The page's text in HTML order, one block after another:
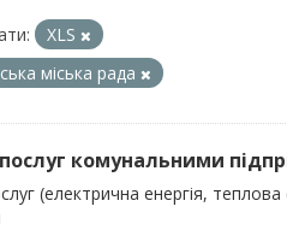
XLS
міська рада
комунальними
(електрична енергія,